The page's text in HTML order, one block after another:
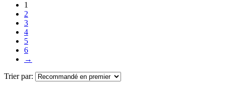
1
2
3
4
5
6
→
Trier par: